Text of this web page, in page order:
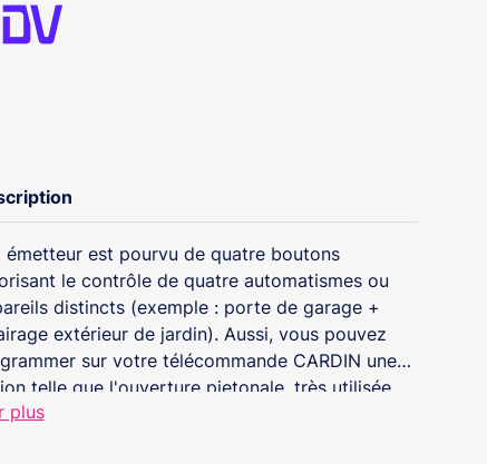
émetteur est pourvu de quatre boutons
le contrôle de quatre automatismes ou
distincts (exemple : porte de garage +
extérieur de jardin). Aussi, vous pouvez
sur votre télécommande CARDIN une
telle que l'ouverture pietonale, très utilisée
portail à deux battants.
plus